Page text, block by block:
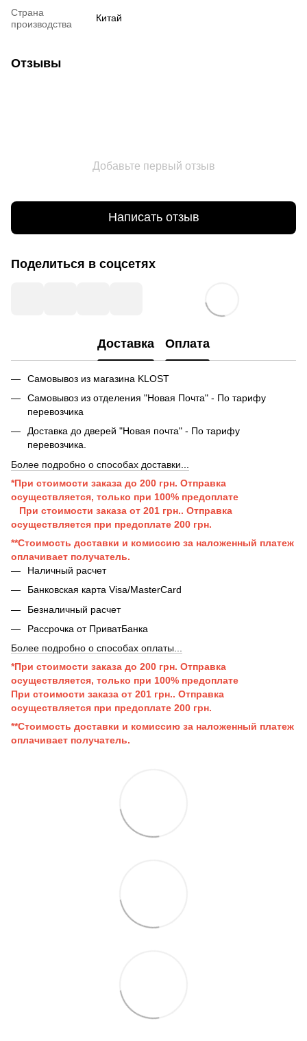
Страна
производства
Китай
Отзывы
Добавьте первый отзыв
Написать отзыв
Поделиться в соцсетях
Доставка Оплата
Самовывоз из магазина KLOST
Самовывоз из отделения "Новая Почта" - По тарифу
перевозчика
Доставка до дверей "Новая почта" - По тарифу
перевозчика.
Более подробно о способах доставки...
*При стоимости заказа до 200 грн. Отправка
осуществляется, только при 100% предоплате
При стоимости заказа от 201 грн.. Отправка
осуществляется при предоплате 200 грн.
**Стоимость доставки и комиссию за наложенный платеж
оплачивает получатель.
Наличный расчет
Банковская карта Visa/MasterCard
Безналичный расчет
Рассрочка от ПриватБанка
Более подробно о способах оплаты...
*При стоимости заказа до 200 грн. Отправка
осуществляется, только при 100% предоплате
При стоимости заказа от 201 грн.. Отправка
осуществляется при предоплате 200 грн.
**Стоимость доставки и комиссию за наложенный платеж
оплачивает получатель.